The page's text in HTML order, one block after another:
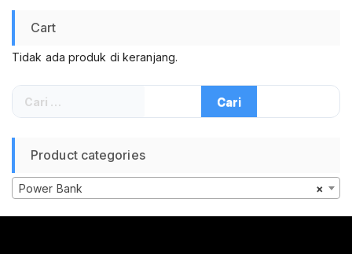
Cart
Tidak ada produk di keranjang.
Cari
untuk:
Product categories
×
Power Bank